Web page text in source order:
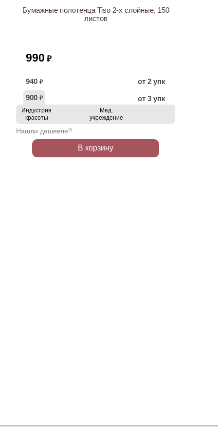
Бумажные полотенца Tiso 2-х слойные, 150
листов
990 ₽
940 ₽
от 2 упк
900 ₽ от 3 упк
Индустрия
красоты
Мед.
учреждение
Нашли дешевле?
В корзину